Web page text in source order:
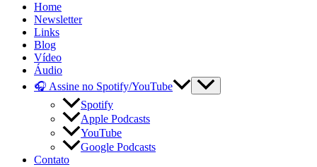
Home
Newsletter
Links
Blog
Vídeo
Áudio
🎧 Assine no Spotify/YouTube
Spotify
Apple Podcasts
YouTube
Google Podcasts
Contato